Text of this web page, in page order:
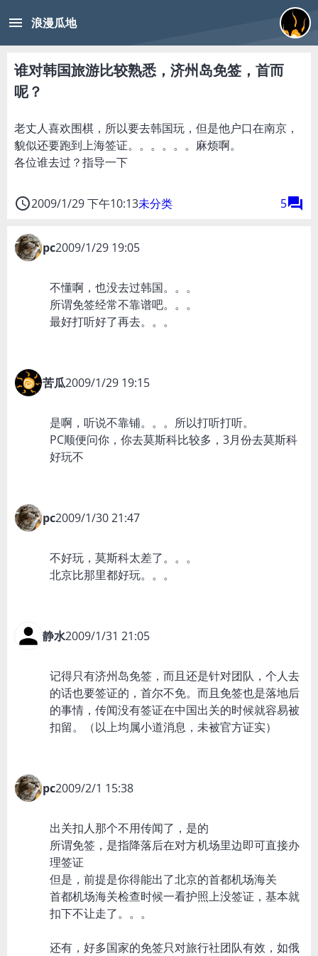
menu 浪漫瓜地
谁对韩国旅游比较熟悉，济州岛免签，首而
呢？
老丈人喜欢围棋，所以要去韩国玩，但是他户口在南京，
貌似还要跑到上海签证。。。。。。麻烦啊。
各位谁去过？指导一下
access_time2009/1/29 下午10:13未分类 5forum
pc2009/1/29 19:05
不懂啊，也没去过韩国。。。
所谓免签经常不靠谱吧。。。
最好打听好了再去。。。
苦瓜2009/1/29 19:15
是啊，听说不靠铺。。。所以打听打听。
PC顺便问你，你去莫斯科比较多，3月份去莫斯科
好玩不
pc2009/1/30 21:47
不好玩，莫斯科太差了。。。
北京比那里都好玩。。。
静水2009/1/31 21:05
记得只有济州岛免签，而且还是针对团队，个人去
的话也要签证的，首尔不免。而且免签也是落地后
的事情，传闻没有签证在中国出关的时候就容易被
扣留。（以上均属小道消息，未被官方证实）
pc2009/2/1 15:38
出关扣人那个不用传闻了，是的
所谓免签，是指降落后在对方机场里边即可直接办
理签证
但是，前提是你得能出了北京的首都机场海关
首都机场海关检查时候一看护照上没签证，基本就
扣下不让走了。。。
还有，好多国家的免签只对旅行社团队有效，如俄